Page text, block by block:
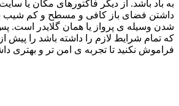
به باد باشد. از دیگر فاکتورهای مکان یا
داشتن فضای باز کافی و مسطح و کم شیب
شدن وسیله ی پرواز یا همان گلایدر است.
که تمام شرایط لازم را داشته باشد را پیش از
فراموش نکنید تا تجربه ی امن تر و بهتری